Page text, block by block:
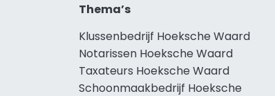
Thema’s
Klussenbedrijf Hoeksche Waard
Notarissen Hoeksche Waard
Taxateurs Hoeksche Waard
Schoonmaakbedrijf Hoeksche